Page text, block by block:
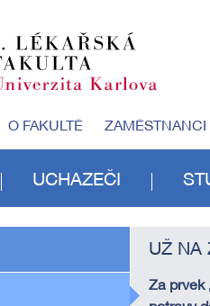
O FAKULTĚ ZAMĚSTNANCI
UCHAZEČI
UŽ NA
Za prvek